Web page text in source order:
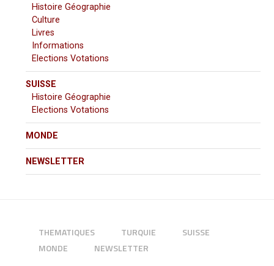
Histoire Géographie
Culture
Livres
Informations
Elections Votations
SUISSE
Histoire Géographie
Elections Votations
MONDE
NEWSLETTER
THEMATIQUES TURQUIE
SUISSE
MONDE
NEWSLETTER